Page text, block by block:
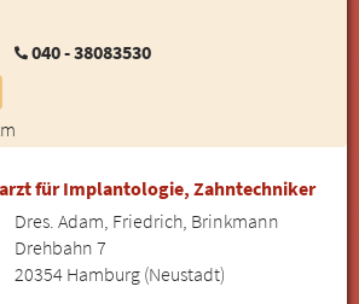
040 - 38083530
für Implantologie, Zahntechniker
Dres. Adam, Friedrich, Brinkmann
Drehbahn 7
20354 Hamburg (Neustadt)